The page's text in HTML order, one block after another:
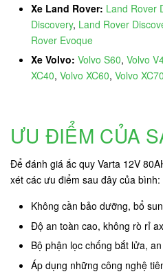
Xe Land Rover: Land Rover
Discovery, Land Rover
Rover Evoque
Xe Volvo: Volvo S60, Volvo
XC40, Volvo XC60, Volvo XC70
ƯU ĐIỂM CỦA
Để đánh giá ắc quy Varta 12V
xét các ưu điểm sau đây của bình:
Không cần bảo dưỡng, bổ
Độ an toàn cao, không rò rỉ
Bộ phận lọc chống bắt lửa,
Áp dụng những công nghệ